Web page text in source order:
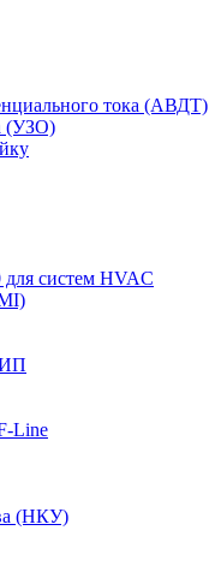
тока (АВДТ)
(УЗО)
систем HVAC
Line
(НКУ)